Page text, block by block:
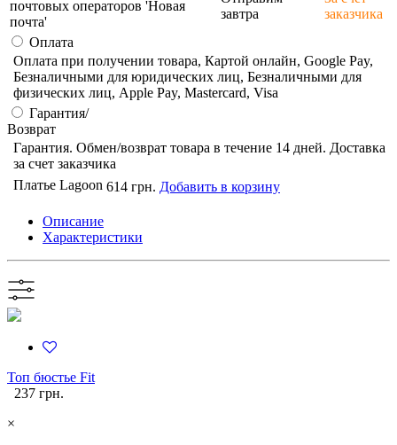
почтовых операторов 'Новая
почта'
завтра
заказчика
Оплата
Оплата при получении товара, Картой онлайн, Google Pay,
Безналичными для юридических лиц, Безналичными для
физических лиц, Apple Pay, Mastercard, Visa
Гарантия/
Возврат
Гарантия. Обмен/возврат товара в течение 14 дней. Доставка
за счет заказчика
Платье Lagoon 614 грн. Добавить в корзину
Описание
Характеристики
Топ бюстье Fit
237 грн.
×